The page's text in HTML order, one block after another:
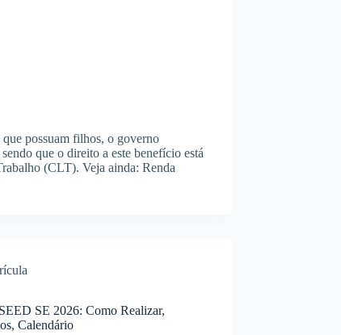
que possuam filhos, o governo
que o direito a este benefício está
(CLT). Veja ainda: Renda
SE 2026: Como Realizar,
Calendário